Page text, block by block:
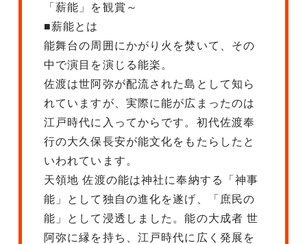
「薪能」を観賞～
■薪能とは
能舞台の周囲にかがり火を焚いて、その
中で演目を演じる能楽。
佐渡は世阿弥が配流された島として知ら
れていますが、実際に能が広まったのは
江戸時代に入ってからです。初代佐渡奉
行の大久保長安が能文化をもたらしたと
いわれています。
天領地 佐渡の能は神社に奉納する「神事
能」として独自の進化を遂げ、「庶民の
能」として浸透しました。能の大成者 世
阿弥に縁を持ち、江戸時代に広く発展を